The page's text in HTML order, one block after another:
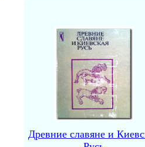
Древние славяне и